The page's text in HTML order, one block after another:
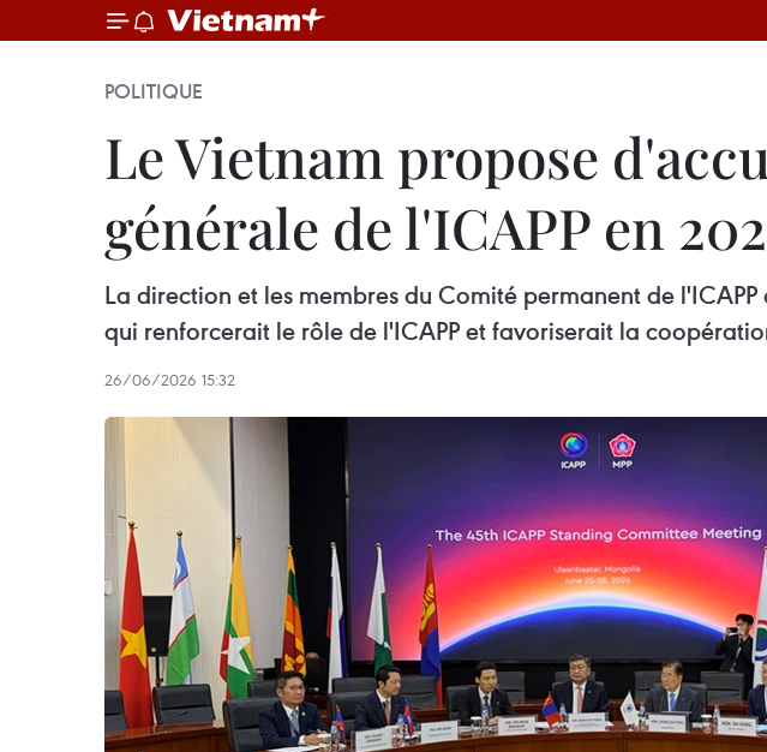
POLITIQUE
Le Vietnam propose
générale de l'ICAPP en
La direction et les membres du Comité permanent de
qui renforcerait le rôle de l'ICAPP et favoriserait la
26/06/2026 15:32